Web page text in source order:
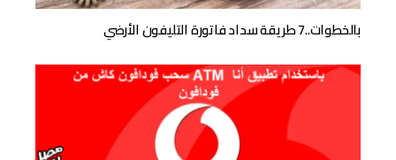
بالخطوات..7 طريقة سداد فاتورة التليفون الأرضي